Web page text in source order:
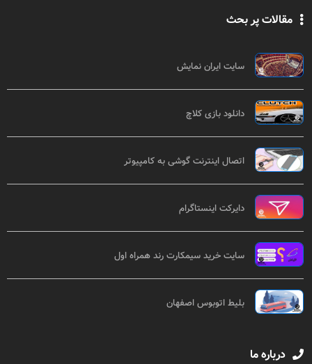
مقالات پر بحث
سایت ایران نمایش
دانلود بازی کلاچ
اتصال اینترنت گوشی به کامپیوتر
دایرکت اینستاگرام
سایت خرید سیمکارت رند همراه اول
بلیط اتوبوس اصفهان
درباره ما